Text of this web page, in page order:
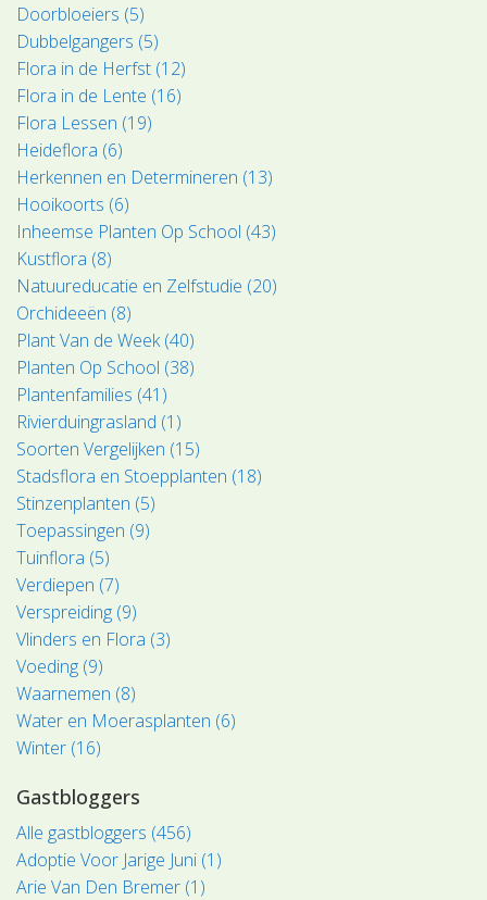
Doorbloeiers (5)
Dubbelgangers (5)
Flora in de Herfst (12)
Flora in de Lente (16)
Flora Lessen (19)
Heideflora (6)
Herkennen en Determineren (13)
Hooikoorts (6)
Inheemse Planten Op School (43)
Kustflora (8)
Natuureducatie en Zelfstudie (20)
Orchideeën (8)
Plant Van de Week (40)
Planten Op School (38)
Plantenfamilies (41)
Rivierduingrasland (1)
Soorten Vergelijken (15)
Stadsflora en Stoepplanten (18)
Stinzenplanten (5)
Toepassingen (9)
Tuinflora (5)
Verdiepen (7)
Verspreiding (9)
Vlinders en Flora (3)
Voeding (9)
Waarnemen (8)
Water en Moerasplanten (6)
Winter (16)
Gastbloggers
Alle gastbloggers (456)
Adoptie Voor Jarige Juni (1)
Arie Van Den Bremer (1)